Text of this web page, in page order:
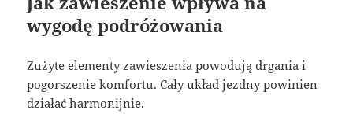
wygodę podróżowania
Zużyte elementy zawieszenia powodują drgania i
pogorszenie komfortu. Cały układ jezdny powinien
działać harmonijnie.